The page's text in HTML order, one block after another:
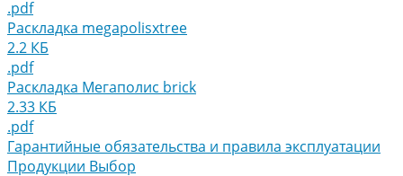
.pdf
Раскладка megapolisxtree
2.2 КБ
.pdf
Раскладка Мегаполис brick
2.33 КБ
.pdf
Гарантийные обязательства и правила эксплуатации
Продукции Выбор